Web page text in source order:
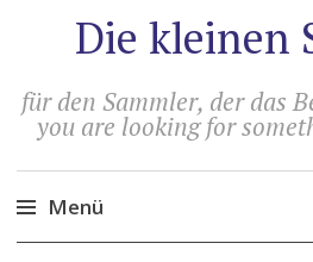
Die kleinen
für den Sammler, der das
you are looking for
Menü